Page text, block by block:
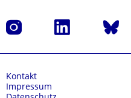
Instagram LinkedIn Bluesky
Kontakt
Impressum